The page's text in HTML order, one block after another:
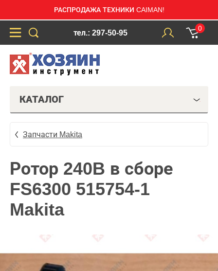
РАСПРОДАЖА ТЕХНИКИ CAIMAN!
тел.: 297-50-95
0
КАТАЛОГ
Запчасти Makita
Ротор 240B в сборе
FS6300 515754-1
Makita